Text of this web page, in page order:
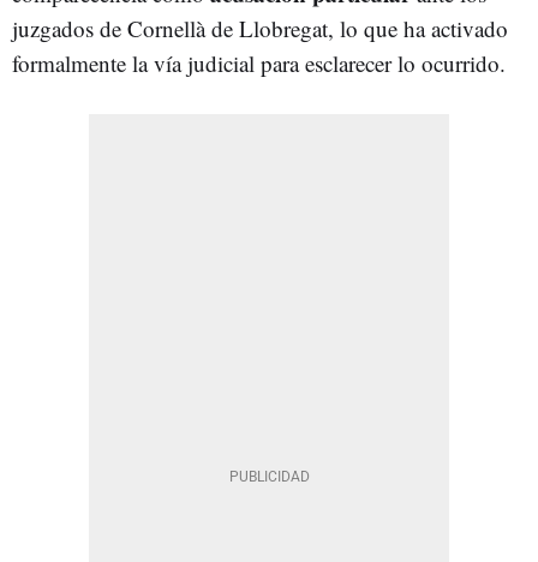
juzgados de Cornellà de Llobregat, lo que ha activado
formalmente la vía judicial para esclarecer lo ocurrido.